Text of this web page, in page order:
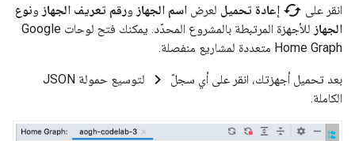
انقر على cached إعادة تحميل لعرض اسم الجهاز ورقم تعريف الجهاز ونوع
الجهاز للأجهزة المرتبطة بالمشروع المحدّد. يمكنك فتح لوحات Google
Home Graph متعددة لمشاريع منفصلة.
بعد تحميل أجهزتك، انقر على أي سجلّ chevron_right
لتوسيع حمولة JSON
الكاملة.